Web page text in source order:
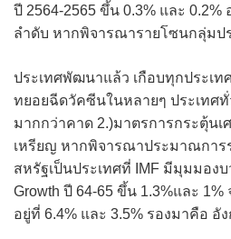
ปี 2564-2565 ขึ้น 0.3% และ 0.2%
ลำดับ หากพิจารณารายโซนกลุ่มป
ประเทศพัฒนาแล้ว เกือบทุกประเ
ทยอยฉีดวัคซีนในหลายๆ ประเทศ
มากกว่าคาด 2.)มาตรการกระตุ้น
เหรียญ หากพิจารณาประมาณการ
สหรัฐเป็นประเทศที่ IMF มีมุมมอง
Growth ปี 64-65 ขึ้น 1.3%และ
อยู่ที่ 6.4% และ 3.5% รองมาคือ